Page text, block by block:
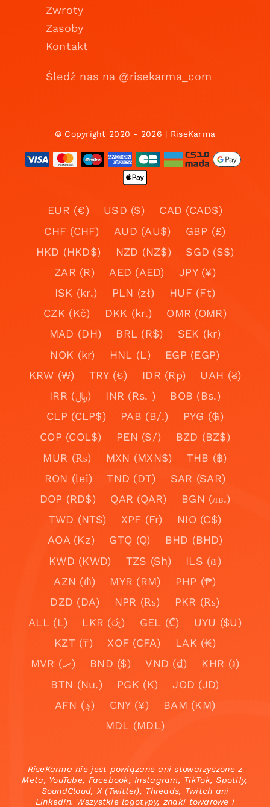
Zwroty
Zasoby
Kontakt
Śledź nas na @risekarma_com
© Copyright 2020 - 2026 | RiseKarma
EUR (€) USD ($)
CAD (CAD$)
CHF (CHF)
AUD (AU$)
GBP (£)
HKD (HKD$)
NZD (NZ$)
SGD (S$)
ZAR (R)
AED (AED)
JPY (¥)
ISK (kr.)
PLN (zł)
HUF (Ft)
CZK (Kč)
DKK (kr.)
OMR (OMR)
MAD (DH)
BRL (R$)
SEK (kr)
NOK (kr)
HNL (L)
EGP (EGP)
KRW (₩)
TRY (₺) IDR (Rp)
UAH (₴)
IRR (﷼)
INR (Rs. )
BOB (Bs.)
CLP (CLP$)
PAB (B/.)
PYG (₲)
COP (COL$)
PEN (S/)
BZD (BZ$)
MUR (₨)
MXN (MXN$)
THB (฿)
RON (lei)
TND (DT)
SAR (SAR)
DOP (RD$)
QAR (QAR)
BGN (лв.)
TWD (NT$)
XPF (Fr)
NIO (C$)
AOA (Kz)
GTQ (Q)
BHD (BHD)
KWD (KWD)
TZS (Sh)
ILS (₪)
AZN (₼)
MYR (RM)
PHP (₱)
DZD (DA)
NPR (₨)
PKR (₨)
ALL (L)
LKR (රු) GEL (₾)
UYU ($U)
KZT (₸)
XOF (CFA)
LAK (₭)
MVR (.ރ)
BND ($) VND (₫)
KHR (៛)
BTN (Nu.)
PGK (K)
JOD (JD)
AFN (؋)
CNY (¥)
BAM (KM)
MDL (MDL)
RiseKarma nie jest powiązane ani stowarzyszone z
Meta, YouTube, Facebook, Instagram, TikTok, Spotify,
SoundCloud, X (Twitter), Threads, Twitch ani
LinkedIn. Wszystkie logotypy, znaki towarowe i